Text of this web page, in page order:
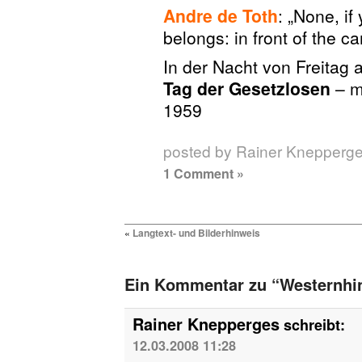
Andre de Toth: „None,
belongs: in front of the
In der Nacht von Freitag
Tag der Gesetzlosen –
1959
posted by Rainer
1 Comment »
« Langtext- und Bilderhinweis
Ein Kommentar zu
Rainer Kneppergesschreibt:
12.03.2008 11:28